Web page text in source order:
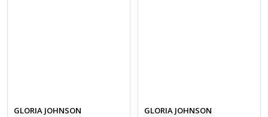
GLORIA JOHNSON
GLORIA JOHNSON